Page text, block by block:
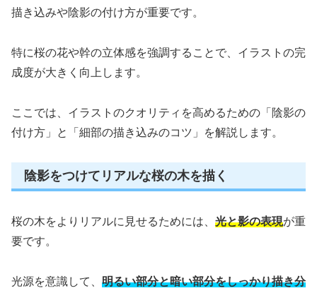
描き込みや陰影の付け方が重要です。
特に桜の花や幹の立体感を強調することで、イラストの完
成度が大きく向上します。
ここでは、イラストのクオリティを高めるための「陰影の
付け方」と「細部の描き込みのコツ」を解説します。
陰影をつけてリアルな桜の木を描く
桜の木をよりリアルに見せるためには、 光と影の表現が重
要です。
光源を意識して、 明るい部分と暗い部分をしっかり描き分